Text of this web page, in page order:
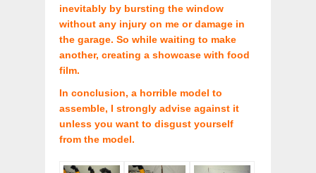
inevitably by bursting the window
without any injury on me or damage in
the garage. So while waiting to make
another, creating a showcase with food
film.
In conclusion, a horrible model to
assemble, I strongly advise against it
unless you want to disgust yourself
from the model.